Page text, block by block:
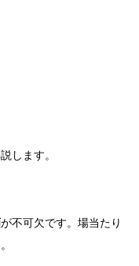
します。
が不可欠です。場当たり